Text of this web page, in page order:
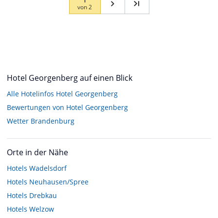
von2
Hotel Georgenberg auf einen Blick
Alle Hotelinfos Hotel Georgenberg
Bewertungen von Hotel Georgenberg
Wetter Brandenburg
Orte in der Nähe
Hotels Wadelsdorf
Hotels Neuhausen/Spree
Hotels Drebkau
Hotels Welzow